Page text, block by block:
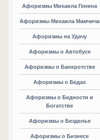
Афоризмы Михаила Генина
Афоризмы Михаила Мамчича
Афоризмы на Удачу
Афоризмы о Автобусе
Афоризмы о Банкротстве
Афоризмы о Бедах
Афоризмы о Бедности и
Богатстве
Афоризмы о Безделье
Афоризмы о Бизнесе